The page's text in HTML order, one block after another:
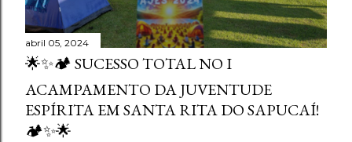
abril 05, 2024
🌟✨🏕️ SUCESSO TOTAL NO I
ACAMPAMENTO DA JUVENTUDE
ESPÍRITA EM SANTA RITA DO SAPUCAÍ!
🏕️✨🌟